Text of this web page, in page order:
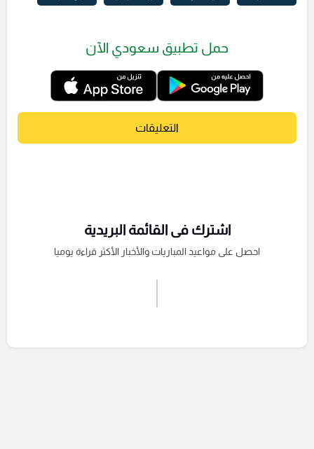
حمل تطبيق سعودي الآن
التعليقات
اشترك فى القائمة البريدية
احصل على مواعيد المباريات والأخبار الأكثر قراءة يوميا